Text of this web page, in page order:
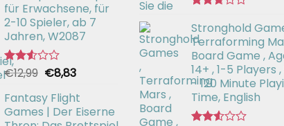
für Erwachsene, für
2-10 Spieler, ab 7
Jahren, W2087
Bewertet
mit
2.52
von 5
€12,99 Ursprünglicher
war:
€12,99
€8,83Aktueller
ist:
€8,83.
Fantasy Flight
Games | Der Eiserne
mit
2.64
von 5
Stronghold
Terraforming
Board Game ,
14+ , 1-5 Players ,
- 120 Minute
Time, English